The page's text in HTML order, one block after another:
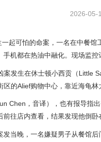
2026-
一起可怕的命案，一名在中餐馆
机都在热油中融化。现场监控
案发生在休士顿小西贡（Little
区的Alief购物中心，靠近海龟林
Chen，音译），也有报导指
往店内查看，结果发现他倒卧
当晚，一名嫌疑男子从餐馆